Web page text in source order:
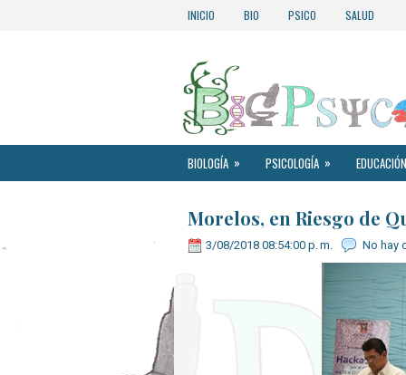
INICIO BIO PSICO SALUD
BIOLOGÍA » PSICOLOGÍA »
Morelos, en Riesgo de
3/08/2018 08:54:00 p. m. No hay